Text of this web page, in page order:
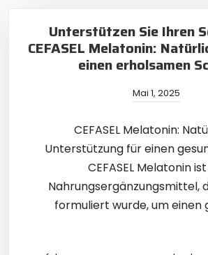
Unterstützen Sie Ihren
CEFASEL Melatonin:
einen erholsamen
Mai 1, 2025
CEFASEL Melatonin:
Unterstützung für einen
CEFASEL Melatonin
Nahrungsergänzungsmittel,
formuliert wurde, um einen